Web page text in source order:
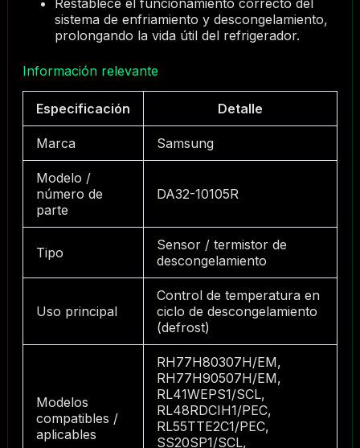
Restablece el funcionamiento correcto del
sistema de enfriamiento y descongelamiento,
prolongando la vida útil del refrigerador.
Información relevante
Especificación Detalle
Marca Samsung
Modelo /
número de
parte
DA32-10105R
Tipo
Sensor / termistor de
descongelamiento
Uso principal
Control de temperatura en
ciclo de descongelamiento
(defrost)
Modelos
compatibles /
aplicables
RH77H80307H/EM,
RH77H90507H/EM,
RL41WEPS1/SCL,
RL48RDCIH1/PEC,
RL55TTE2C1/PEC,
SS20SP1/SCL,